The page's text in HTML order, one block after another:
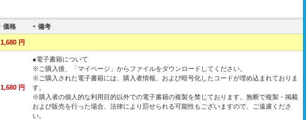
価格 備考
1,680 円
1,680 円
●電子書籍について
※ご購入後、「マイページ」からファイルをダウンロードしてください。
※ご購入された電子書籍には、購入者情報、および暗号化したコードが埋め込まれておりま
す。
※購入者の個人的な利用目的以外での電子書籍の複製を禁じております。無断で複製・掲載
および販売を行った場合、法律により罰せられる可能性もございますので、ご遠慮くださ
い。